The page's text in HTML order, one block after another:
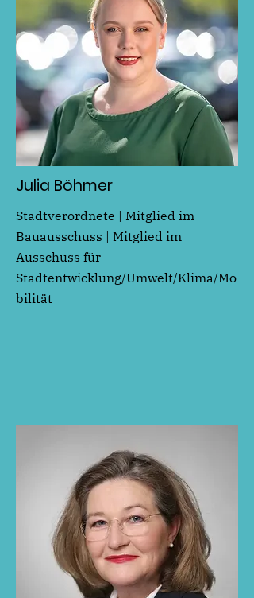
Julia Böhmer
Stadtverordnete | Mitglied im
Bauausschuss | Mitglied im
Ausschuss für
Stadtentwicklung/Umwelt/Klima/Mo
bilität